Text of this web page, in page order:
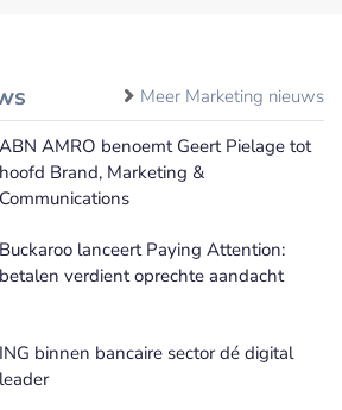
Meer Marketing nieuws
ABN AMRO benoemt Geert Pielage tot
hoofd Brand, Marketing &
Communications
Buckaroo lanceert Paying Attention:
betalen verdient oprechte aandacht
ING binnen bancaire sector dé digital
leader